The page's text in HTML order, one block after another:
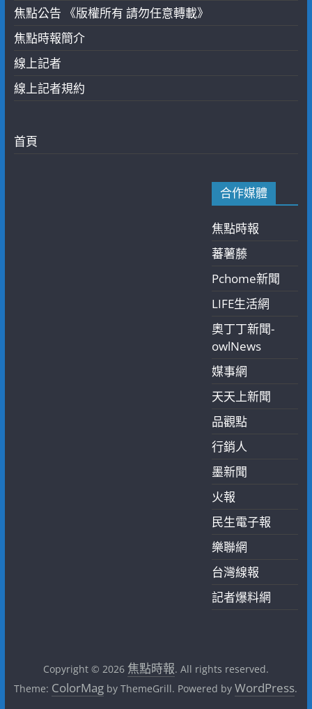
焦點公告 《版權所有 請勿任意轉載》
焦點時報簡介
線上記者
線上記者規約
首頁
合作媒體
焦點時報
蕃薯藤
Pchome新聞
LIFE生活網
奧丁丁新聞-
owlNews
媒事網
天天上新聞
品觀點
行銷人
墨新聞
火報
民生電子報
樂聯網
台灣線報
記者爆料網
Copyright © 2026 焦點時報. All rights reserved.
Theme: ColorMag by ThemeGrill. Powered byWordPress.